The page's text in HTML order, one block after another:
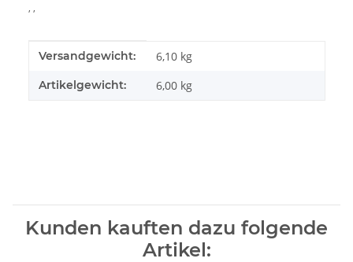
, ,
Produkteigenschaft
Wert
Versandgewicht: 6,10 kg
Artikelgewicht: 6,00 kg
Kunden kauften dazu folgende
Artikel: